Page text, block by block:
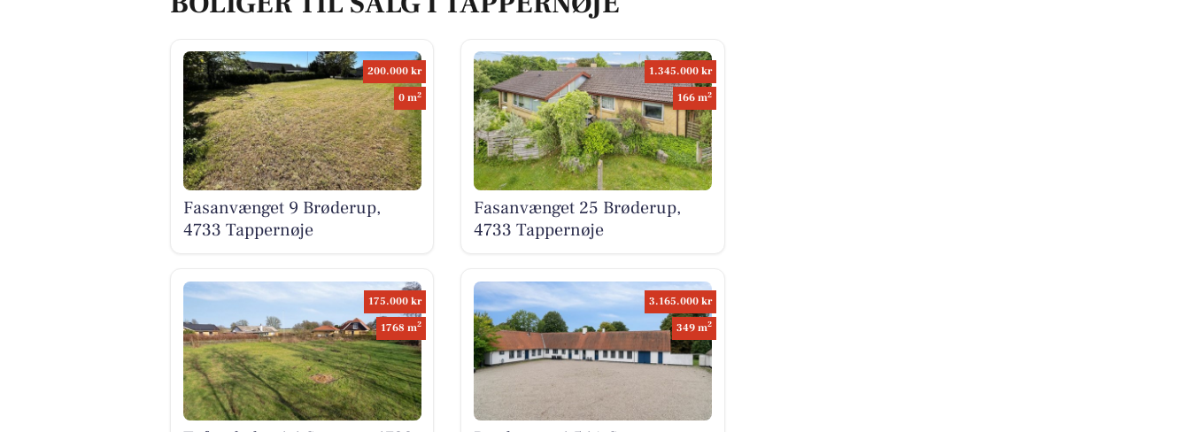
200.000 kr
0 m2
Fasanvænget 9 Brøderup,
4733 Tappernøje
1.345.000 kr
166 m2
Fasanvænget 25 Brøderup,
4733 Tappernøje
175.000 kr
1768 m2
3.165.000 kr
349 m2